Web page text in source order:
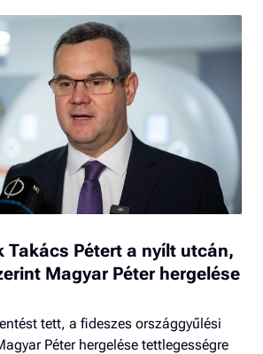
Takács Pétert a nyílt utcán,
Magyar Péter hergelése
tett, a fideszes országgyűlési
Péter hergelése tettlegességre